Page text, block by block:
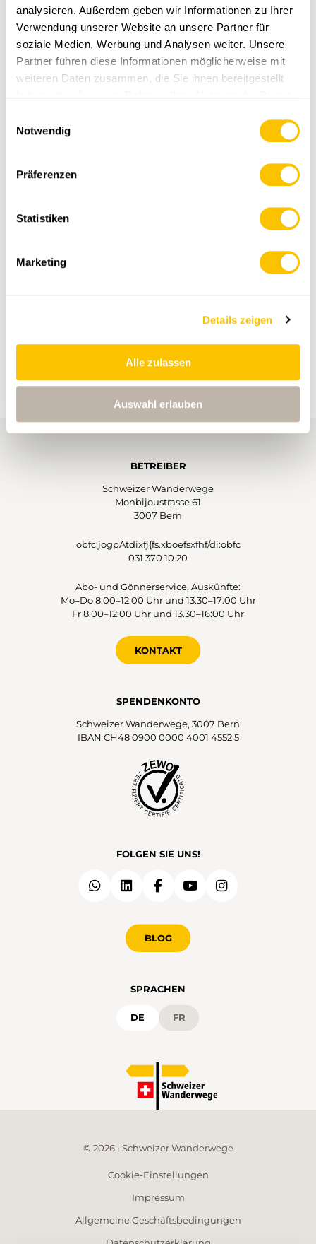
analysieren. Außerdem geben wir Informationen zu Ihrer
Verwendung unserer Website an unsere Partner für
soziale Medien, Werbung und Analysen weiter. Unsere
Partner führen diese Informationen möglicherweise mit
weiteren Daten zusammen, die Sie ihnen bereitgestellt
Notwendig
Präferenzen
Statistiken
Marketing
Details zeigen
Alle zulassen
Auswahl erlauben
BETREIBER
Schweizer Wanderwege
Monbijoustrasse 61
3007 Bern
obfc:jogpAtdixfj{fs.xboefsxfhf/di:obfc
031 370 10 20
Abo- und Gönnerservice, Auskünfte:
Mo–Do 8.00–12:00 Uhr und 13.30–17:00 Uhr
Fr 8.00–12:00 Uhr und 13.30–16:00 Uhr
KONTAKT
SPENDENKONTO
Schweizer Wanderwege, 3007 Bern
IBAN CH48 0900 0000 4001 4552 5
FOLGEN SIE UNS!
BLOG
SPRACHEN
DE FR
© 2026 • Schweizer Wanderwege
Cookie-Einstellungen
Impressum
Allgemeine Geschäftsbedingungen